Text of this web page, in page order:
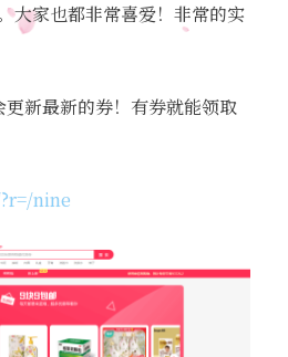
大家也都非常喜爱！非常的实
更新最新的券！有券就能领取
nine